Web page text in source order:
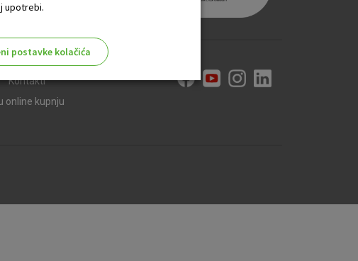
Kontakti
online kupnju
upotrebi.
postavke kolačića